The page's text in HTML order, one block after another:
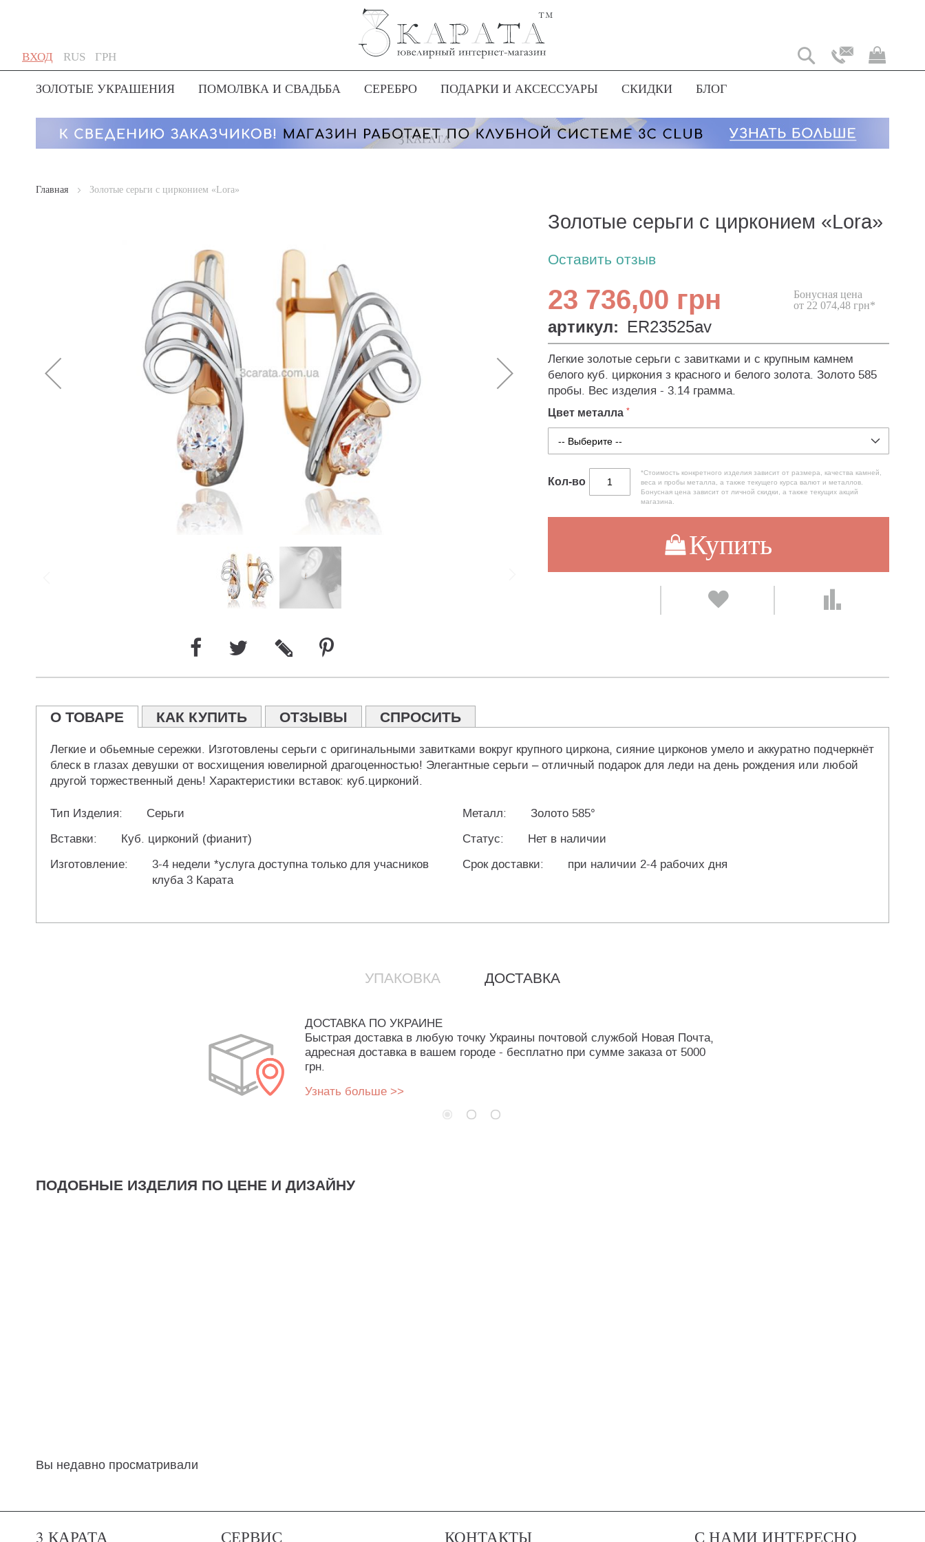
ВХОД
Skip
to
Content
Язык
RUS
Моя
Валюта
ГРН
ЗОЛОТЫЕ УКРАШЕНИЯ ПОМОЛВКА И СВАДЬБА СЕРЕБРО ПОДАРКИ И АКСЕССУАРЫ СКИДКИ БЛОГ
Главная Золотые серьги с цирконием «Lora»
Золотые серьги с цирконием «Lora»
Оставить отзыв
23 736,00 грн
Бонусная цена
от 22 074,48 грн*
артикул: ER23525av
Легкие золотые серьги с завитками и с крупным камнем
белого куб. циркония з красного и белого золота. Золото 585
пробы. Вес изделия - 3.14 грамма.
Цвет металла
Кол-во
*Стоимость конкретного изделия зависит от размера, качества камней,
веса и пробы металла, а также текущего курса валют и металлов.
Бонусная цена зависит от личной скидки, а также текущих акций
магазина.
Купить
О ТОВАРЕ КАК КУПИТЬ ОТЗЫВЫ СПРОСИТЬ
Легкие и обьемные сережки. Изготовлены серьги с оригинальными завитками вокруг крупного циркона, сияние цирконов умело и аккуратно подчеркнёт
блеск в глазах девушки от восхищения ювелирной драгоценностью! Элегантные серьги – отличный подарок для леди на день рождения или любой
другой торжественный день! Характеристики вставок: куб.цирконий.
Тип Изделия: Серьги Металл:
Золото 585°
Вставки:
Куб. цирконий (фианит) Статус:
Нет в наличии
Изготовление:
3-4 недели *услуга доступна только для учасников
клуба 3 Карата
Срок доставки: при наличии 2-4 рабочих дня
УПАКОВКА ДОСТАВКА
ДОСТАВКА ПО УКРАИНЕ
Быстрая доставка в любую точку Украины почтовой службой Новая Почта,
адресная доставка в вашем городе - бесплатно при сумме заказа от 5000
грн.
Узнать больше >>
ПОДОБНЫЕ ИЗДЕЛИЯ ПО ЦЕНЕ И ДИЗАЙНУ
Вы недавно просматривали
3 КАРАТА СЕРВИС КОНТАКТЫ С НАМИ ИНТЕРЕСНО